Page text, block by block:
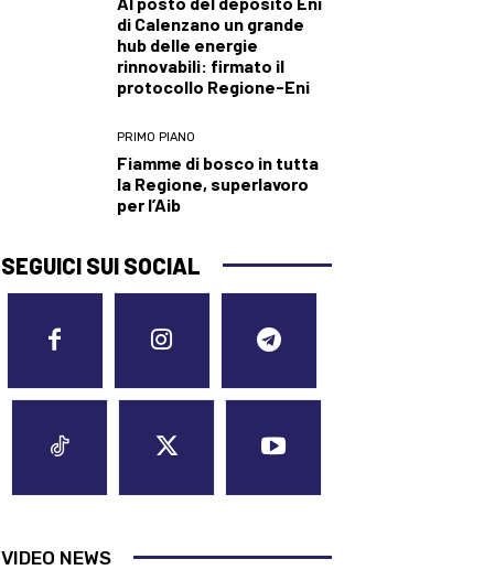
di Calenzano un grande
hub delle energie
rinnovabili: firmato il
protocollo Regione-Eni
PRIMO PIANO
Fiamme di bosco in tutta
la Regione, superlavoro
per l’Aib
SEGUICI SUI SOCIAL
VIDEO NEWS